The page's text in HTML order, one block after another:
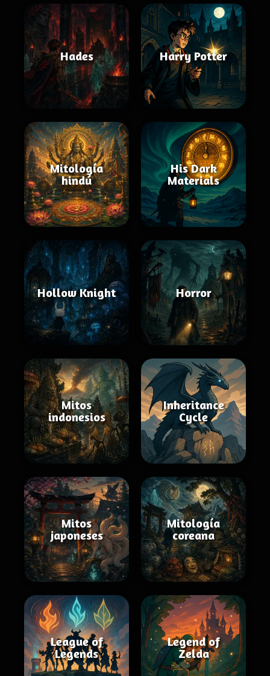
Hades Harry Potter
Mitología
hindú
His Dark
Materials
Hollow Knight Horror
Mitos
indonesios
Inheritance
Cycle
Mitos
japoneses
Mitología
coreana
League of
Legends
Legend of
Zelda